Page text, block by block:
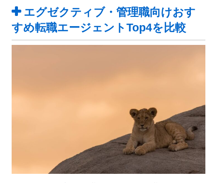
エグゼクティブ・管理職向けおす
すめ転職エージェントTop4を比較